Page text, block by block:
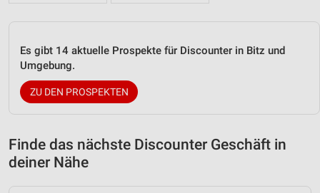
Es gibt 14 aktuelle Prospekte für Discounter in Bitz und
Umgebung.
ZU DEN PROSPEKTEN
Finde das nächste Discounter Geschäft in
deiner Nähe